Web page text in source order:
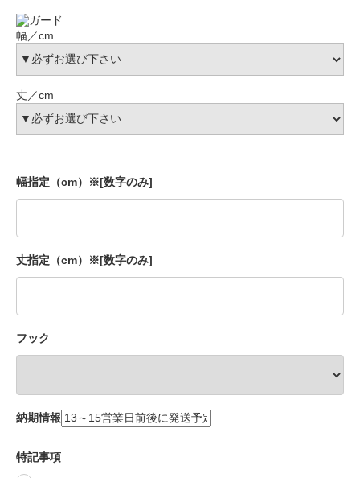
幅／cm
丈／cm
幅指定（cm）※[数字のみ]
丈指定（cm）※[数字のみ]
フック
納期情報
特記事項